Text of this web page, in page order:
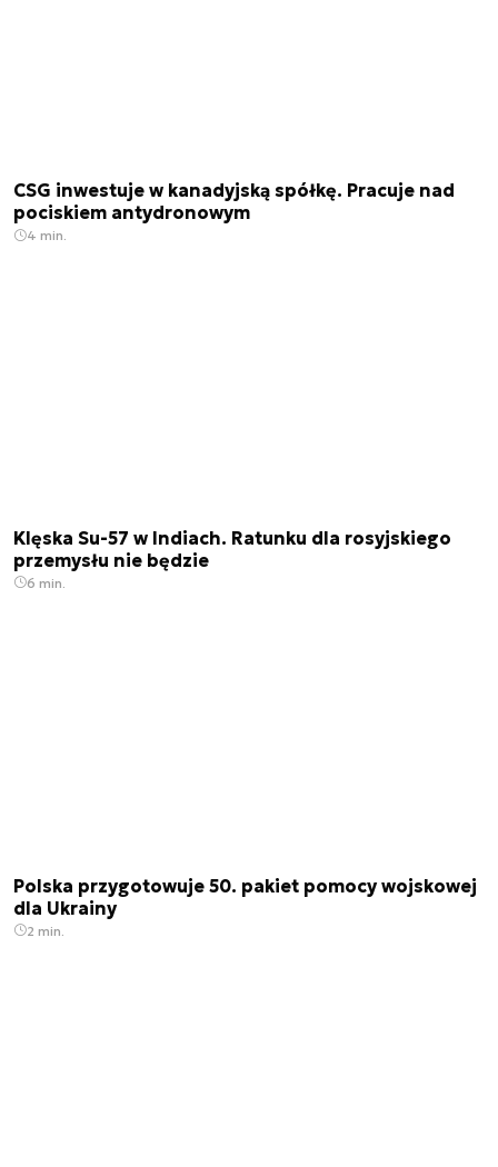
CSG inwestuje w kanadyjską spółkę. Pracuje nad
pociskiem antydronowym
4 min.
Klęska Su-57 w Indiach. Ratunku dla rosyjskiego
przemysłu nie będzie
6 min.
Polska przygotowuje 50. pakiet pomocy wojskowej
dla Ukrainy
2 min.